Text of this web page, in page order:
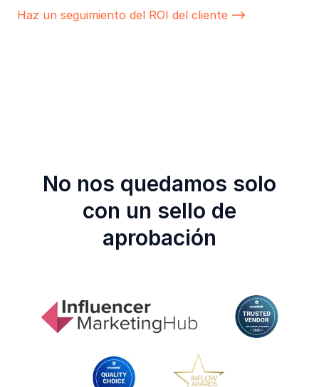
Haz un seguimiento del ROI del cliente 
No nos quedamos solo
con un sello de
aprobación